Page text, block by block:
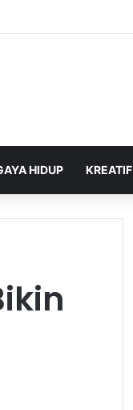
CCW 2026
HIDUP KREATIF